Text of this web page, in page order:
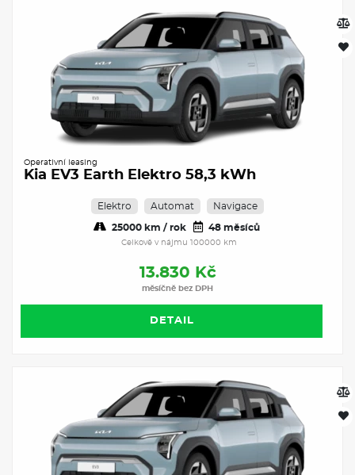
Operativní leasing
Kia EV3 Earth Elektro 58,3 kWh
Elektro Automat Navigace
25000 km / rok 48 měsíců
Celkově v nájmu 100000 km
13.830 Kč
měsíčně bez DPH
DETAIL